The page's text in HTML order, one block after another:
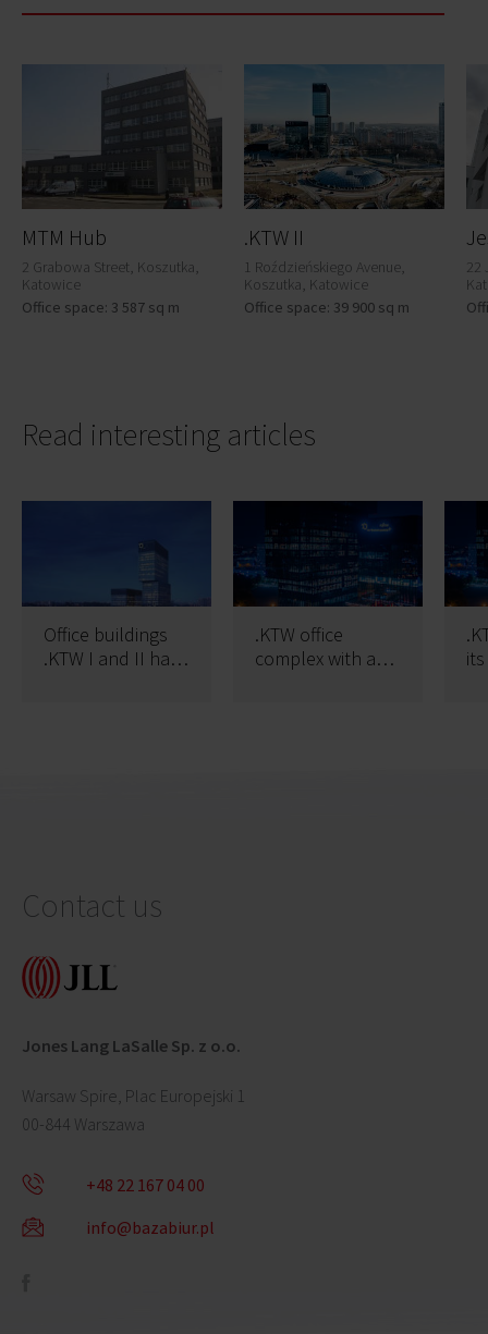
MTM Hub
2 Grabowa Street, Koszutka,
Katowice
Office space: 3 587 sq m
.KTW II
1 Roździeńskiego Avenue,
Koszutka, Katowice
Office space: 39 900 sq m
22
Read interesting articles
Office buildings
.KTW I and II have
.KTW office
complex with a
Contact us
Jones Lang LaSalle Sp. z o.o.
Warsaw Spire, Plac Europejski 1
00-844 Warszawa
+48 22 167 04 00
info@bazabiur.pl